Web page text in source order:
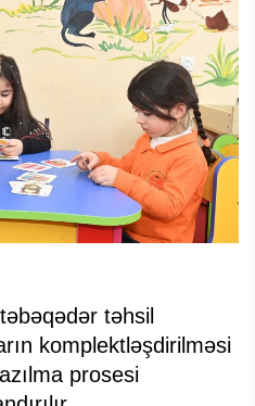
təhsil
komplektləşdirilməsi
prosesi